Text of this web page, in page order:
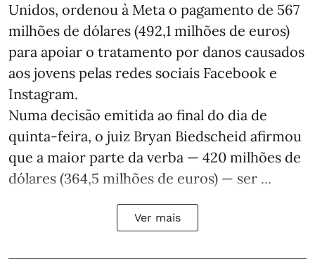
Unidos, ordenou à Meta o pagamento de 567
milhões de dólares (492,1 milhões de euros)
para apoiar o tratamento por danos causados
aos jovens pelas redes sociais Facebook e
Instagram.
Numa decisão emitida ao final do dia de
quinta-feira, o juiz Bryan Biedscheid afirmou
que a maior parte da verba — 420 milhões de
dólares (364,5 milhões de euros) — ser ...
Ver mais